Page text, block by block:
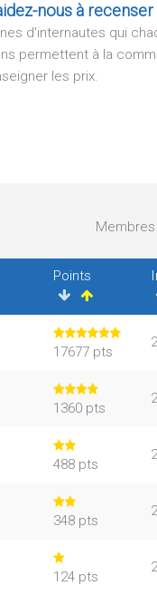
nous à recenser
d'internautes qui
permettent à la
les prix.
Membres
Points
17677 pts
1360 pts
488 pts
348 pts
124 pts